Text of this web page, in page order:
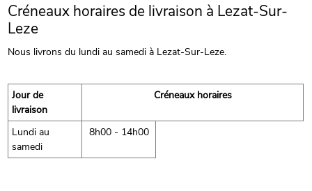
Créneaux horaires de livraison à Lezat-Sur-
Leze
Nous livrons du lundi au samedi à Lezat-Sur-Leze.
Jour de
livraison
Créneaux horaires
Lundi au
samedi
8h00 - 14h00